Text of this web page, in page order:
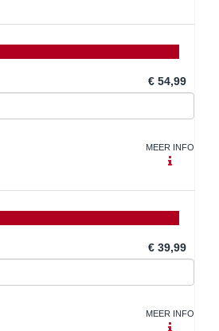
€ 54,99
MEER INFO
€ 39,99
MEER INFO